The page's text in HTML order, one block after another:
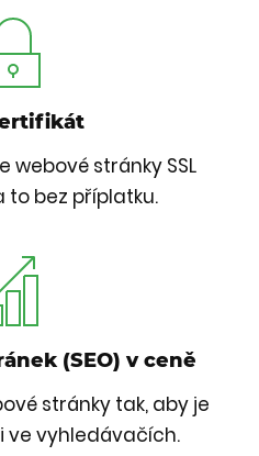
webové stránky SSL
to bez příplatku.
(SEO) v ceně
stránky tak, aby je
ve vyhledávačích.